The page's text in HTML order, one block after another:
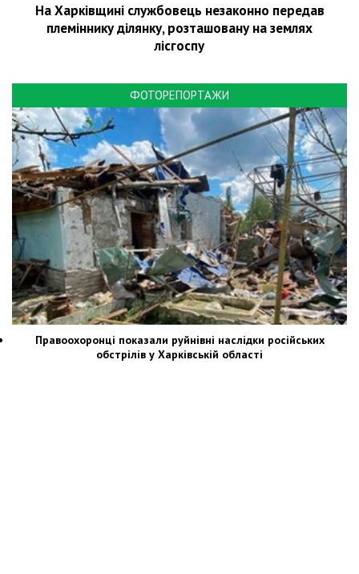
На Харківщині службовець незаконно передав
племіннику ділянку, розташовану на землях
лісгоспу
ФОТОРЕПОРТАЖИ
Правоохоронці показали руйнівні наслідки російських
обстрілів у Харківській області